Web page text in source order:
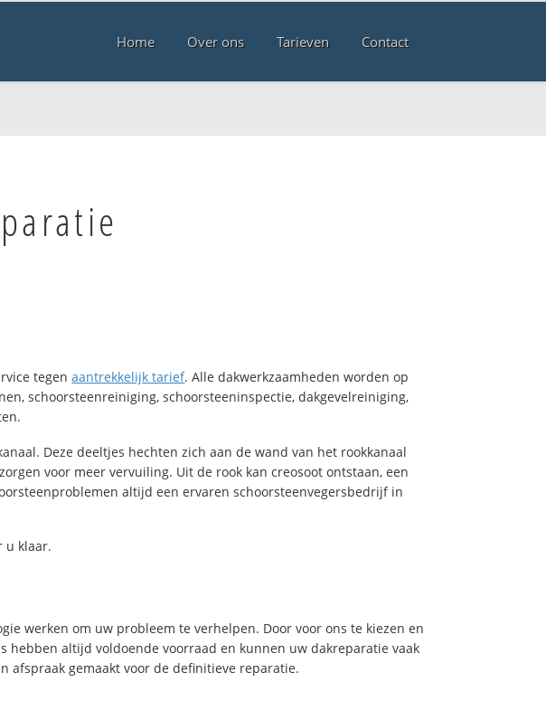
Home Over ons Tarieven Contact
tegenaantrekkelijk tarief. Alle dakwerkzaamheden worden op
schoorsteenreiniging, schoorsteeninspectie, dakgevelreiniging,
Deze deeltjes hechten zich aan de wand van het rookkanaal
voor meer vervuiling. Uit de rook kan creosoot ontstaan, een
altijd een ervaren schoorsteenvegersbedrijf in
u klaar.
werken om uw probleem te verhelpen. Door voor ons te kiezen en
hebben altijd voldoende voorraad en kunnen uw dakreparatie vaak
afspraak gemaakt voor de definitieve reparatie.